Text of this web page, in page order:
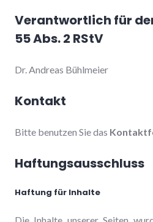
Verantwortlich für
55 Abs. 2 RStV
Dr. Andreas Bühlmeier
Kontakt
Bitte benutzen Sie das
Haftungsausschluss
Haftung für Inhalte